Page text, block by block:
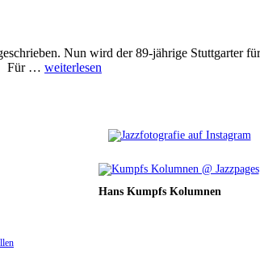
Nun wird der 89-jährige Stuttgarter
Für … weiterlesen
Hans Kumpfs Kolumnen